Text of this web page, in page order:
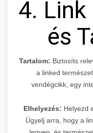
4. Link
és
Tartalom: Biztosíts
a linked
vendégcikk, egy
Elhelyezés: Helyezd
Ügyelj arra, hogy a